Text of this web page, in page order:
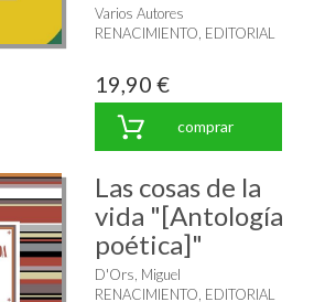
Varios Autores
RENACIMIENTO, EDITORIAL
19,90 €
comprar
Las cosas de la
vida "[Antología
poética]"
D'Ors, Miguel
RENACIMIENTO, EDITORIAL